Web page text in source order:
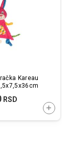
Kareau
RSD